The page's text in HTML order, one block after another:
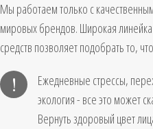
Мы работаем только с
мировых брендов. Широкая
средств позволяет подобрать то,
Ежедневные стрессы,
экология - все это может
Вернуть здоровый цвет